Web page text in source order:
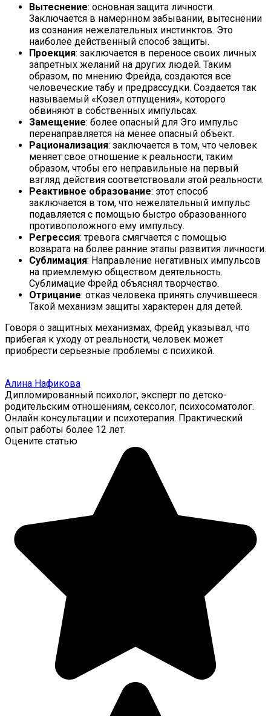
Вытеснение: основная защита личности.
Заключается в намернном забывании, вытеснении
из сознания нежелательных инстинктов. Это
наиболее действенный способ защиты.
Проекция: заключается в переносе своих личных
запретных желаний на других людей. Таким
образом, по мнению Фрейда, создаются все
человеческие табу и предрассудки. Создается так
называемый «Козел отпущения», которого
обвиняют в собственных импульсах.
Замещение: более опасный для Эго импульс
перенаправляется на менее опасный объект.
Рационализация: заключается в том, что человек
меняет свое отношение к реальности, таким
образом, чтобы его неправильные на первый
взгляд действия соответствовали этой реальности.
Реактивное образование: этот способ
заключается в том, что нежелательный импульс
подавляется с помощью быстро образованного
противоположного ему импульсу.
Регрессия: тревога смягчается с помощью
возврата на более ранние этапы развития личности.
Сублимация: Направление негативных импульсов
на приемлемую обществом деятельность.
Сублимацие Фрейд объяснял творчество.
Отрицание: отказ человека принять случившееся.
Такой механизм защиты характерен для детей.
Говоря о защитных механизмах, Фрейд указывал, что
прибегая к уходу от реальности, человек может
приобрести серьезные проблемы с психикой.
Алина Нафикова
Дипломированный психолог, эксперт по детско-
родительским отношениям, сексолог, психосоматолог.
Онлайн консультации и психотерапия. Практический
опыт работы более 12 лет.
Оцените статью